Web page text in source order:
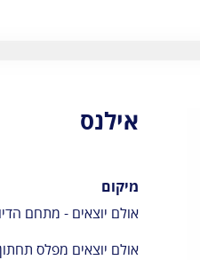
אילנס
מיקום
אולם יוצאים - מתחם
אולם יוצאים מפלס